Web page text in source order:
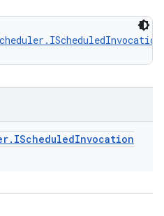
. IScheduledInvocation